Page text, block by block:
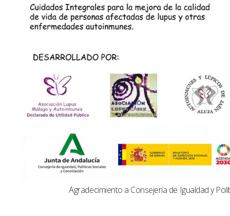
Agradecimiento a Consejería de Igualdad y